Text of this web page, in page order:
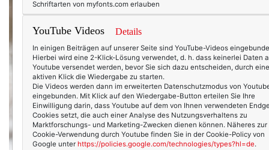
Schriftarten von myfonts.com erlauben
YouTube Videos Details
In einigen Beiträgen auf unserer Seite sind YouTube-Videos
Hierbei wird eine 2-Klick-Lösung verwendet, d. h. dass keinerlei Daten
Youtube versendet werden, bevor Sie sich dazu entscheiden, durch
aktiven Klick die Wiedergabe zu starten.
Die Videos werden dann im erweiterten Datenschutzmodus von
eingebunden. Mit Klick auf den Wiedergabe-Button erteilen Sie Ihre
Einwilligung darin, dass Youtube auf dem von Ihnen verwendeten
Cookies setzt, die auch einer Analyse des Nutzungsverhaltens zu
Marktforschungs- und Marketing-Zwecken dienen können. Näheres zur
Cookie-Verwendung durch Youtube finden Sie in der Cookie-Policy von
Google unter https://policies.google.com/technologies/types?hl=de.